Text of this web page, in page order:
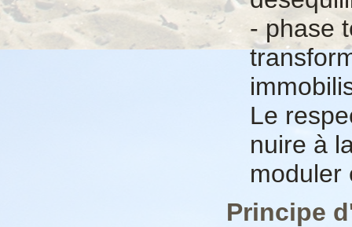
- phase
Le
nuire à
moduler
Principe